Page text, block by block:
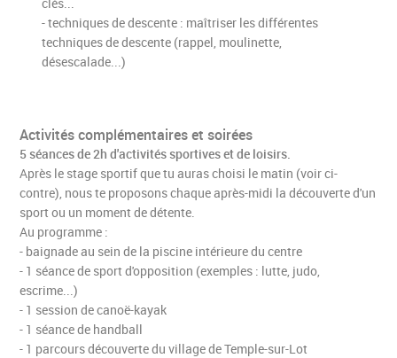
- techniques de descente : maîtriser les différentes
techniques de descente (rappel, moulinette,
désescalade...)
Activités complémentaires et soirées
5 séances de 2h d'activités sportives et de loisirs.
Après le stage sportif que tu auras choisi le matin (voir ci-
contre), nous te proposons chaque après-midi la découverte d'un
sport ou un moment de détente.
Au programme :
- baignade au sein de la piscine intérieure du centre
- 1 séance de sport d'opposition (exemples : lutte, judo,
escrime...)
- 1 session de canoë-kayak
- 1 séance de handball
- 1 parcours découverte du village de Temple-sur-Lot